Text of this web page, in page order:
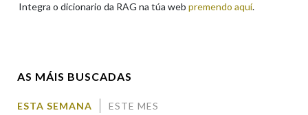
Integra o dicionario da RAG na túa web premendo aquí.
AS MÁIS BUSCADAS
ESTA SEMANA ESTE MES